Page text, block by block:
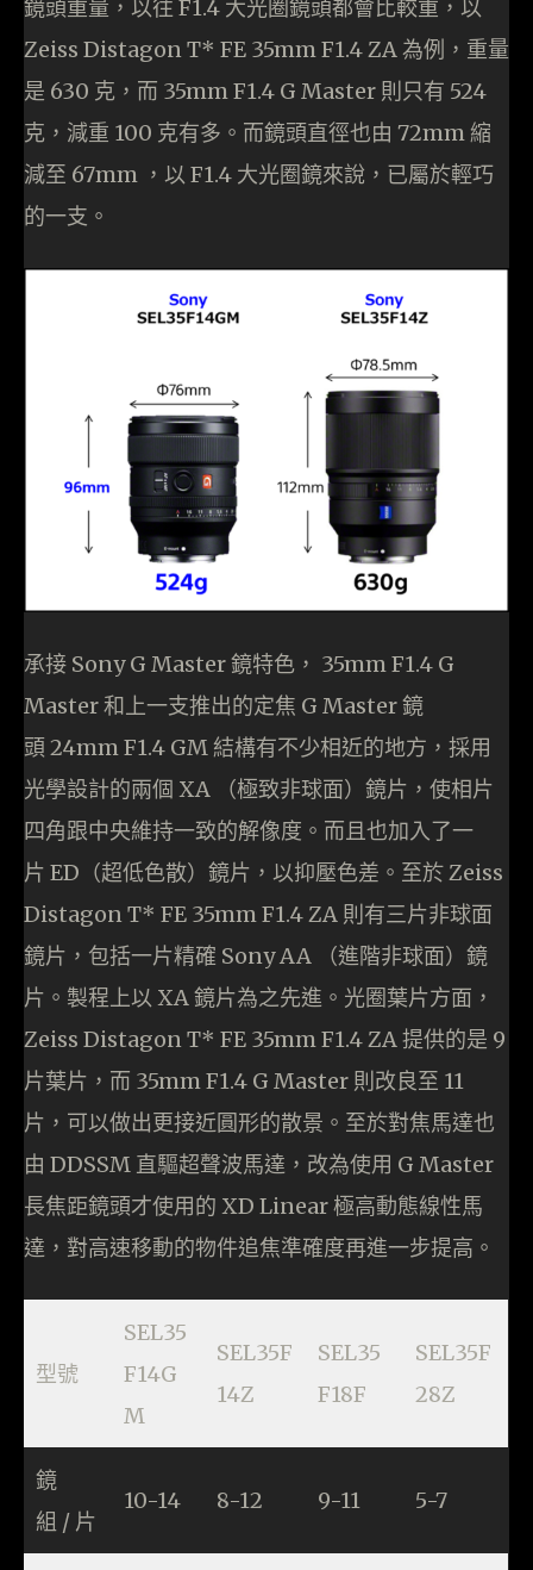
鏡頭重量，以往 F1.4 大光圈鏡頭都會比較重，以
Zeiss Distagon T* FE 35mm F1.4 ZA 為例，重量
是 630 克，而 35mm F1.4 G Master 則只有 524
克，減重 100 克有多。而鏡頭直徑也由 72mm 縮
減至 67mm ，以 F1.4 大光圈鏡來說，已屬於輕巧
的一支。
承接 Sony G Master 鏡特色， 35mm F1.4 G
Master 和上一支推出的定焦 G Master 鏡
頭 24mm F1.4 GM 結構有不少相近的地方，採用
光學設計的兩個 XA （極致非球面）鏡片，使相片
四角跟中央維持一致的解像度。而且也加入了一
片 ED（超低色散）鏡片，以抑壓色差。至於 Zeiss
Distagon T* FE 35mm F1.4 ZA 則有三片非球面
鏡片，包括一片精確 Sony AA （進階非球面）鏡
片。製程上以 XA 鏡片為之先進。光圈葉片方面，
Zeiss Distagon T* FE 35mm F1.4 ZA 提供的是 9
片葉片，而 35mm F1.4 G Master 則改良至 11
片，可以做出更接近圓形的散景。至於對焦馬達也
由 DDSSM 直驅超聲波馬達，改為使用 G Master
長焦距鏡頭才使用的 XD Linear 極高動態線性馬
達，對高速移動的物件追焦準確度再進一步提高。
型號
SEL35
F14G
M
SEL35F
14Z
SEL35
F18F
SEL35F
28Z
鏡
組 / 片
10-14 8-12 9-11 5-7